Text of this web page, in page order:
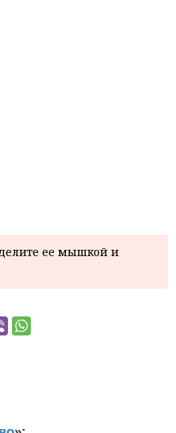
ее мышкой и